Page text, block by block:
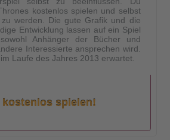
kostenlos spielen und selbst
werden. Die gute Grafik und die
Entwicklung lassen auf ein Spiel
Anhänger der Bücher und
Interessierte ansprechen wird.
Laufe des Jahres 2013 erwartet.
kostenlos spielen!